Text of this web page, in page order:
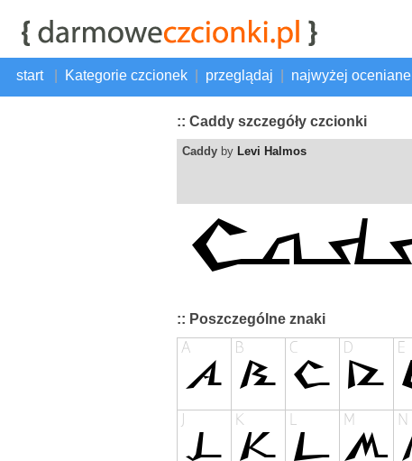
start Kategorie czcionek przeglądaj najwyżej oceniane
:: Caddy szczegóły czcionki
Caddy by Levi Halmos
:: Poszczególne znaki